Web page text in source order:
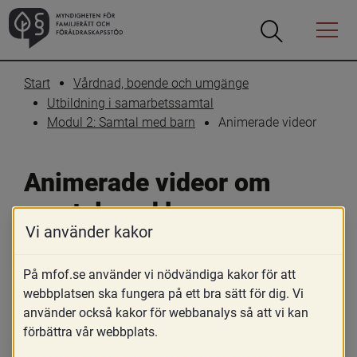
Öppna
Öppna
Menyn
Start
Vårdnad, boende och umgänge
Utbildning i samarbetssamtal
Modul 2: Samtal med barn
Animerade videor
Animerade videor om
samtal med barn
Dessa filmer beskriver varje steg i samtal
med barn. De kan användas som
introduktion och diskussionsunderlag,
Vi använder kakor
På mfof.se använder vi nödvändiga kakor för att
webbplatsen ska fungera på ett bra sätt för dig. Vi
använder också kakor för webbanalys så att vi kan
förbättra vår webbplats.